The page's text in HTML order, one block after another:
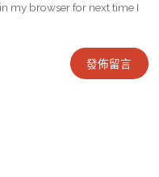
my browser for next time I